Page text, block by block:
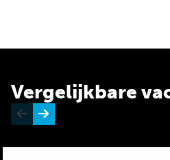
Vergelijkbare